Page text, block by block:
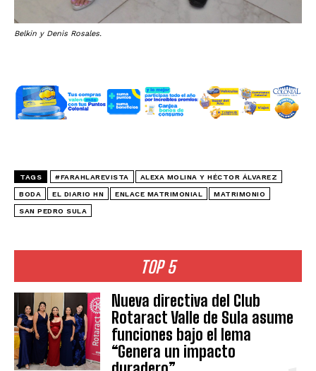
TOP 5
Nueva directiva del Club
Rotaract Valle de Sula asume
funciones bajo el lema
“Genera un impacto
Belkin y Denis Rosales.
TAGS #FARAHLAREVISTA ALEXA MOLINA Y HÉCTOR ÁLVAREZ
BODA EL DIARIO HN ENLACE MATRIMONIAL MATRIMONIO
SAN PEDRO SULA